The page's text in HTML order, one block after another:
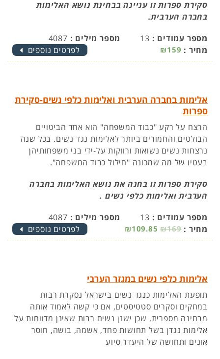
סקירת ספרות זו עניינה בבחינת נושא האלימות
בחברה הערבית.
מספר עמודים : 13 מספר מילים : 4087
מחיר : ₪159 לפרטים נוספים
אלימות בחברה הערבית ואלימות כלפי נשים-סקירת
ספרות
הרצח על רקע "כבוד המשפחה" הוא אחד הביטויים
הבולטים והחמורים ביותר לאלימות נגד נשים. בכל שנה
נרצחות נשים נשואות ורווקות על-ידי בני משפחותיהן
בעטיו של מה שמכונה "חילול כבוד המשפחה".
סקירת ספרות זו בחנה את נושא האלימות בחברה
הערבית ואלימות כלפי נשים .
מספר עמודים : 13 מספר מילים : 4087
מחיר : ₪169
₪109.85 לפרטים נוספים
אלימות כלפי נשים במגזר הערבי
תופעת האלימות כנגד נשים בישראל נסקרת רבות
במחקים וסקרים סטטיסטים, אם כי קשה לאמוד אותה
מבחינה מספרית, שכן ישנן נשים רבות שאינן מדווחות על
אלימות נגדן בשל תחושות פחד, אשמה, בושה, חוסר
אונים ותחושה של היעדר סיוע